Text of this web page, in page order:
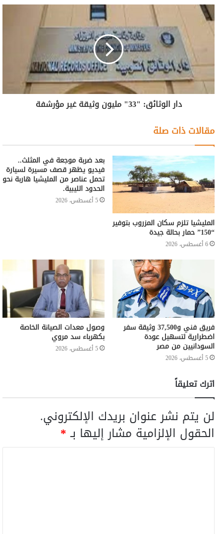
دار الوثائق: "33" مليون وثيقة غير مؤرشفة
مقالات ذات صلة
المليشيا تلزم سكان المزروب بتوفير
“150” حمار بحالة جيدة
6 أغسطس، 2026
بعد ضربة موجعة في المثلث..
فيديو يظهر قصف مسيرة لسيارة
تحمل عناصر من المليشيا هاربة نحو
الحدود الليبية.
5 أغسطس، 2026
فريق فني و37,500 وثيقة سفر
اضطرارية لتسهيل عودة
السودانيين من مصر
5 أغسطس، 2026
وصول معدات الصيانة الخاصة
بكهرباء سد مروي
5 أغسطس، 2026
اترك تعليقاً
لن يتم نشر عنوان بريدك الإلكتروني.
الحقول الإلزامية مشار إليها بـ*